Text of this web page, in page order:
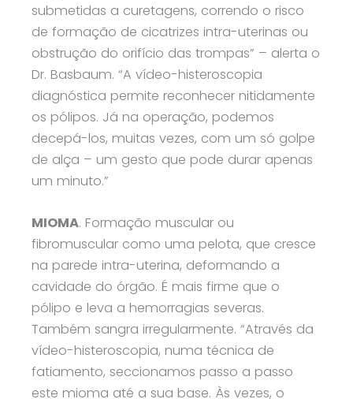
submetidas a curetagens, correndo o risco
de formação de cicatrizes intra-uterinas ou
obstrução do orifício das trompas” – alerta o
Dr. Basbaum. “A vídeo-histeroscopia
diagnóstica permite reconhecer nitidamente
os pólipos. Já na operação, podemos
decepá-los, muitas vezes, com um só golpe
de alça – um gesto que pode durar apenas
um minuto.”
MIOMA. Formação muscular ou
fibromuscular como uma pelota, que cresce
na parede intra-uterina, deformando a
cavidade do órgão. É mais firme que o
pólipo e leva a hemorragias severas.
Também sangra irregularmente. “Através da
vídeo-histeroscopia, numa técnica de
fatiamento, seccionamos passo a passo
este mioma até a sua base. Às vezes, o